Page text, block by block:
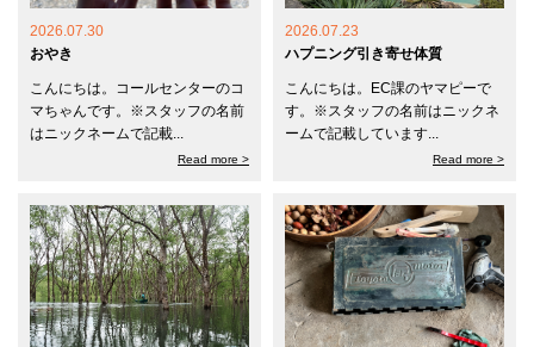
2026.07.30
おやき
こんにちは。コールセンターのコ
マちゃんです。※スタッフの名前
はニックネームで記載...
Read more >
2026.07.23
ハプニング引き寄せ体質
こんにちは。EC課のヤマピーで
す。※スタッフの名前はニックネ
ームで記載しています...
Read more >